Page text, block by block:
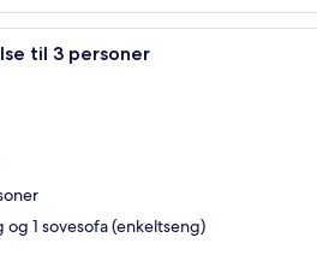
Et hotelværelse med to
til 3 personer
1 sovesofa (enkeltseng)